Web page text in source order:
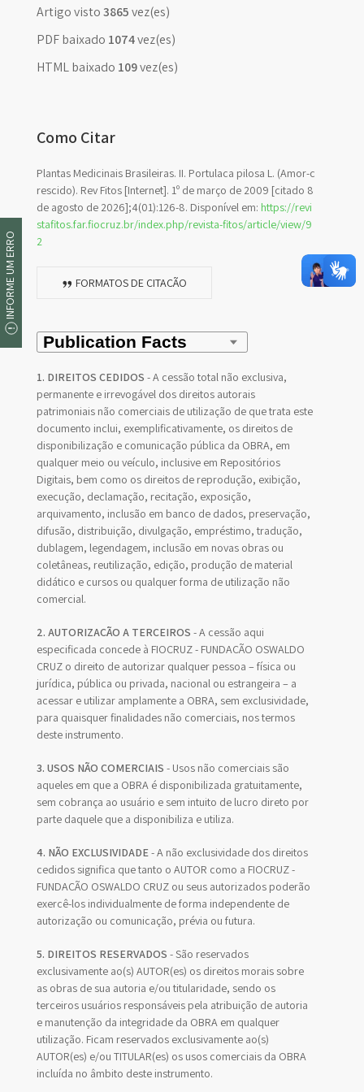
Artigo visto3865vez(es)
PDF baixado 1074vez(es)
HTML baixado 109vez(es)
Como Citar
Plantas Medicinais Brasileiras. II. Portulaca pilosa L. (Amor-c
rescido). Rev Fitos [Internet]. 1º de março de 2009 [citado 8
de agosto de 2026];4(01):126-8. Disponível em: https://revi
stafitos.far.fiocruz.br/index.php/revista-fitos/article/view/9
2
FORMATOS DE CITAÇÃO
1. DIREITOS CEDIDOS - A cessão total não exclusiva,
permanente e irrevogável dos direitos autorais
patrimoniais não comerciais de utilização de que trata este
documento inclui, exemplificativamente, os direitos de
disponibilização e comunicação pública da OBRA, em
qualquer meio ou veículo, inclusive em Repositórios
Digitais, bem como os direitos de reprodução, exibição,
execução, declamação, recitação, exposição,
arquivamento, inclusão em banco de dados, preservação,
difusão, distribuição, divulgação, empréstimo, tradução,
dublagem, legendagem, inclusão em novas obras ou
coletâneas, reutilização, edição, produção de material
didático e cursos ou qualquer forma de utilização não
comercial.
2. AUTORIZAÇÃO A TERCEIROS - A cessão aqui
especificada concede à FIOCRUZ - FUNDAÇÃO OSWALDO
CRUZ o direito de autorizar qualquer pessoa – física ou
jurídica, pública ou privada, nacional ou estrangeira – a
acessar e utilizar amplamente a OBRA, sem exclusividade,
para quaisquer finalidades não comerciais, nos termos
deste instrumento.
3. USOS NÃO COMERCIAIS - Usos não comerciais são
aqueles em que a OBRA é disponibilizada gratuitamente,
sem cobrança ao usuário e sem intuito de lucro direto por
parte daquele que a disponibiliza e utiliza.
4. NÃO EXCLUSIVIDADE- A não exclusividade dos direitos
cedidos significa que tanto o AUTOR como a FIOCRUZ -
FUNDAÇÃO OSWALDO CRUZ ou seus autorizados poderão
exercê-los individualmente de forma independente de
autorização ou comunicação, prévia ou futura.
5. DIREITOS RESERVADOS - São reservados
exclusivamente ao(s) AUTOR(es) os direitos morais sobre
as obras de sua autoria e/ou titularidade, sendo os
terceiros usuários responsáveis pela atribuição de autoria
e manutenção da integridade da OBRA em qualquer
utilização. Ficam reservados exclusivamente ao(s)
AUTOR(es) e/ou TITULAR(es) os usos comerciais da OBRA
incluída no âmbito deste instrumento.
INFORME UM ERRO